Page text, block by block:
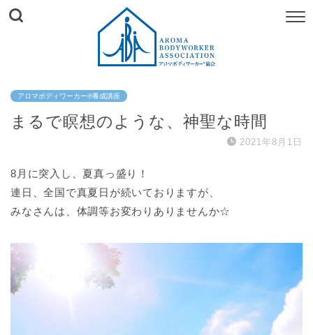
アロマボディワーカー®︎養成講座
まるで瞑想のような、神聖な時間
2021年8月1日
8月に突入し、夏真っ盛り！
連日、全国で真夏日が続いておりますが、
みなさんは、体調等お変わりありませんか☆